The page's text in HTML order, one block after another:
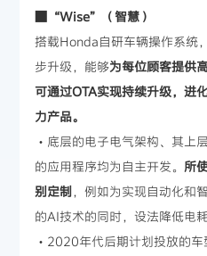
■“Wise”（智慧）
搭载Honda自研车辆操作系统
步升级，能够为每位顾客提供
可通过OTA实现持续升级，进
力产品。
・底层的电子电气架构、其上
的应用程序均为自主开发。 所
别定制 ，例如为实现自动化和
的AI技术的同时，设法降低电耗
・2020年代后期计划投放的